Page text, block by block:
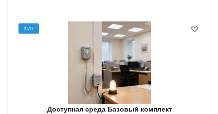
ХИТ
Доступная среда Базовый комплект